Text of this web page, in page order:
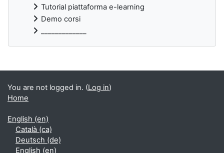
Tutorial piattaforma e-learning
Demo corsi
Supplementary blocks
You are not logged in. (Log in)
Home
English ‎(en)‎
Català ‎(ca)‎
Deutsch ‎(de)‎
English ‎(en)‎